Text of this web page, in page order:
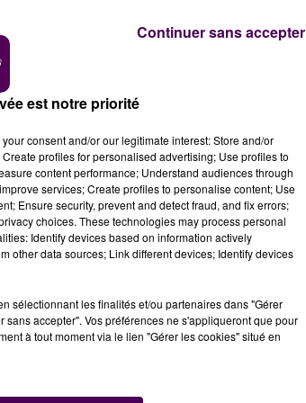
Blois Basket 41
Pour motiver sa
en fonctionnement :
résultats sportifs de
ressentir"beaucoup
l’ADA au sujet du
que Monaco monte
à dire
"et pas seulement sur la
qui suivent ce club et
d’un club comme Blois
de formation pour
est notre priorité
consent and/or our legitimate interest: Store and/or
profiles for personalised advertising; Use profiles to
content performance; Understand audiences through
services; Create profiles to personalise content; Use
Ensure security, prevent and detect fraud, and fix errors;
choices. These technologies may process personal
Identify devices based on information actively
other data sources; Link different devices; Identify devices
sélectionnant les finalités et/ou partenaires dans "Gérer
accepter". Vos préférences ne s'appliqueront que pour
à tout moment via le lien "Gérer les cookies" situé en
Continuer sans accepter